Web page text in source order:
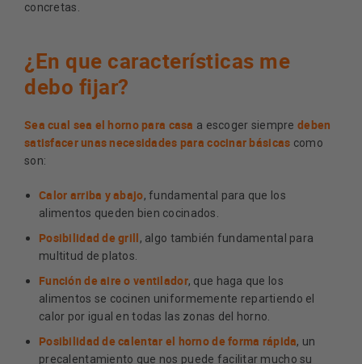
concretas.
¿En que características me
debo fijar?
Sea cual sea el horno para casa a escoger siempredeben
satisfacer unas necesidades para cocinar básicas como
son:
Calor arriba y abajo, fundamental para que los
alimentos queden bien cocinados.
Posibilidad de grill, algo también fundamental para
multitud de platos.
Función de aire o ventilador, que haga que los
alimentos se cocinen uniformemente repartiendo el
calor por igual en todas las zonas del horno.
Posibilidad de calentar el horno de forma rápida, un
precalentamiento que nos puede facilitar mucho su